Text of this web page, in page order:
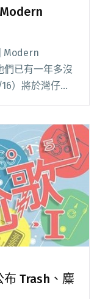
Modern
們已有一年多沒
）將於灣仔參
！"
麋